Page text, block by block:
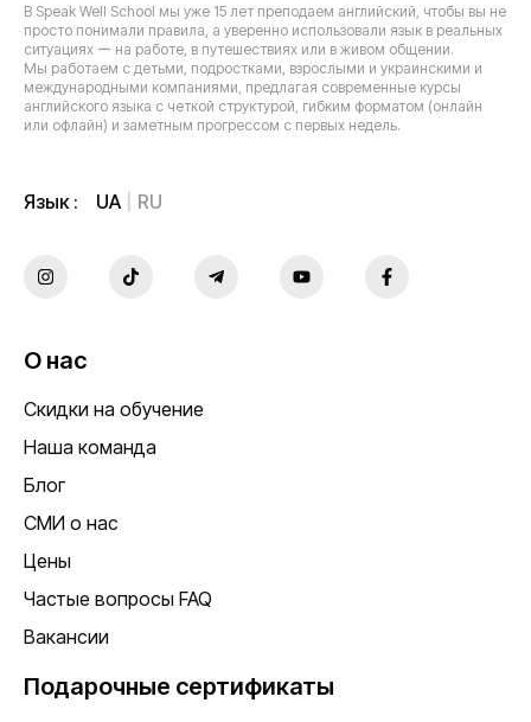
В Speak Well School мы уже 15 лет преподаем английский, чтобы вы не
просто понимали правила, а уверенно использовали язык в реальных
ситуациях ー на работе, в путешествиях или в живом общении.
Мы работаем с детьми, подростками, взрослыми и украинскими и
международными компаниями, предлагая современные курсы
английского языка с четкой структурой, гибким форматом (онлайн
или офлайн) и заметным прогрессом с первых недель.
Язык : UA RU
О нас
Скидки на обучение
Наша команда
Блог
СМИ о нас
Цены
Частые вопросы FAQ
Вакансии
Подарочные сертификаты